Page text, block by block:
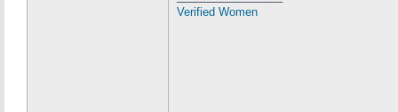
Verified Women